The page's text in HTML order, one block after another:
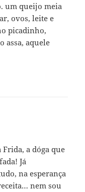
um queijo meia
ovos, leite e
picadinho,
assa, aquele
Frida, a dóga que
Já
na esperança
nem sou